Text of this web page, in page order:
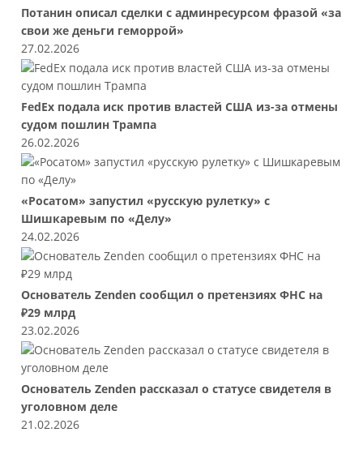
Потанин описал сделки с админресурсом фразой «за
свои же деньги геморрой»
27.02.2026
FedEx подала иск против властей США из-за отмены
судом пошлин Трампа
26.02.2026
«Росатом» запустил «русскую рулетку» с
Шишкаревым по «Делу»
24.02.2026
Основатель Zenden сообщил о претензиях ФНС на
₽29 млрд
23.02.2026
Основатель Zenden рассказал о статусе свидетеля в
уголовном деле
21.02.2026